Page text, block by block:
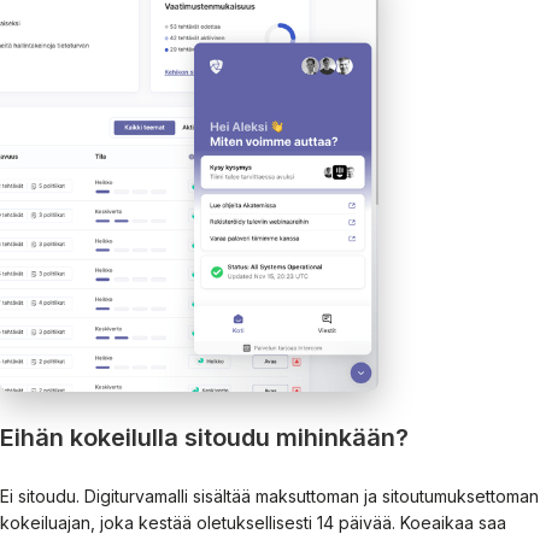
Eihän kokeilulla sitoudu mihinkään?
Ei sitoudu. Digiturvamalli sisältää maksuttoman ja sitoutumuksettoman
kokeiluajan, joka kestää oletuksellisesti 14 päivää. Koeaikaa saa